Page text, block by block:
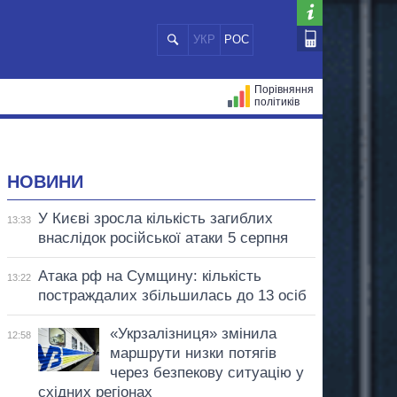
УКР РОС
Порівняння
політиків
НОВИНИ
13:33
У Києві зросла кількість загиблих
внаслідок російської атаки 5 серпня
13:22
Атака рф на Сумщину: кількість
постраждалих збільшилась до 13 осіб
12:58
«Укрзалізниця» змінила
маршрути низки потягів
через безпекову ситуацію у
східних регіонах